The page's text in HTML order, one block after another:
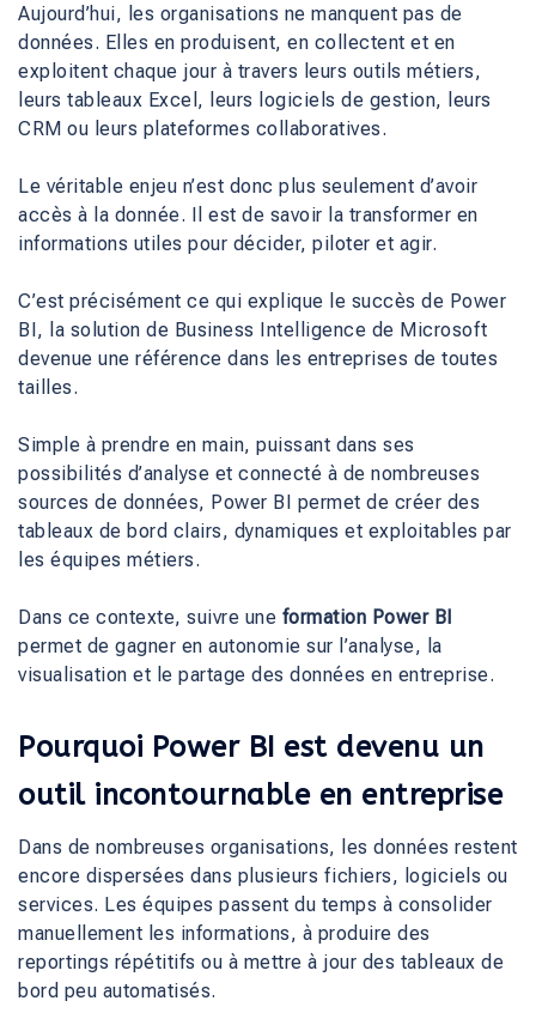
Aujourd’hui, les organisations ne manquent pas de
données. Elles en produisent, en collectent et en
exploitent chaque jour à travers leurs outils métiers,
leurs tableaux Excel, leurs logiciels de gestion, leurs
CRM ou leurs plateformes collaboratives.
Le véritable enjeu n’est donc plus seulement d’avoir
accès à la donnée. Il est de savoir la transformer en
informations utiles pour décider, piloter et agir.
C’est précisément ce qui explique le succès de Power
BI, la solution de Business Intelligence de Microsoft
devenue une référence dans les entreprises de toutes
tailles.
Simple à prendre en main, puissant dans ses
possibilités d’analyse et connecté à de nombreuses
sources de données, Power BI permet de créer des
tableaux de bord clairs, dynamiques et exploitables par
les équipes métiers.
Dans ce contexte, suivre une formation Power BI
permet de gagner en autonomie sur l’analyse, la
visualisation et le partage des données en entreprise.
Pourquoi Power BI est devenu un
outil incontournable en entreprise
Dans de nombreuses organisations, les données restent
encore dispersées dans plusieurs fichiers, logiciels ou
services. Les équipes passent du temps à consolider
manuellement les informations, à produire des
reportings répétitifs ou à mettre à jour des tableaux de
bord peu automatisés.